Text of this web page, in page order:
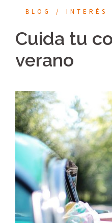
BLOG INTERÉS
Cuida tu
verano